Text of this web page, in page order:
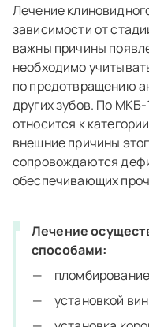
Лечение
зависимости от
важны причины
необходимо
по предотвращению
других зубов. По
относится к
внешние причины
сопровождаются
обеспечивающих
Лечение
способами:
установкой